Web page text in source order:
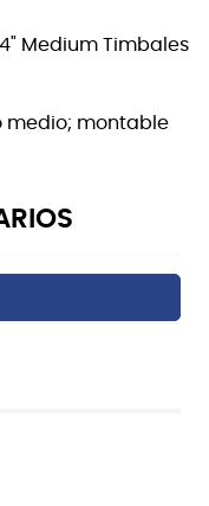
Medium Timbales
medio; montable